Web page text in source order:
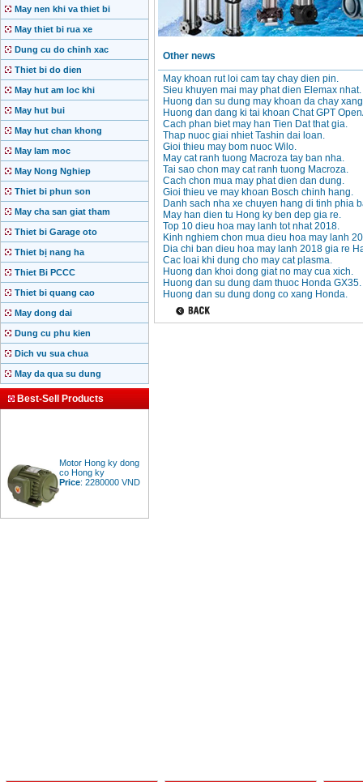
May nen khi va thiet bi
May thiet bi rua xe
Dung cu do chinh xac
Thiet bi do dien
May hut am loc khi
May hut bui
May hut chan khong
May lam moc
May Nong Nghiep
Thiet bi phun son
May cha san giat tham
Thiet bi Garage oto
Thiet bị nang ha
Thiet Bi PCCC
Thiet bi quang cao
May dong dai
Dung cu phu kien
Dich vu sua chua
May da qua su dung
Best-Sell Products
Motor Hong ky dong
co Hong ky
Price:2280000 VND
Other news
May khoan rut loi cam tay chay dien pin.
Sieu khuyen mai may phat dien Elemax nhat.
Huong dan su dung may khoan da chay
Huong dan dang ki tai khoan Chat GPT
Cach phan biet may han Tien Dat that gia.
Thap nuoc giai nhiet Tashin dai loan.
Gioi thieu may bom nuoc Wilo.
May cat ranh tuong Macroza tay ban nha.
Tai sao chon may cat ranh tuong Macroza.
Cach chon mua may phat dien dan dung.
Gioi thieu ve may khoan Bosch chinh hang.
Danh sach nha xe chuyen hang di tinh phia
May han dien tu Hong ky ben dep gia re.
Top 10 dieu hoa may lanh tot nhat 2018.
Kinh nghiem chon mua dieu hoa may lanh
Dia chi ban dieu hoa may lanh 2018 gia re
Cac loai khi dung cho may cat plasma.
Huong dan khoi dong giat no may cua xich.
Huong dan su dung dam thuoc Honda GX35.
Huong dan su dung dong co xang Honda.